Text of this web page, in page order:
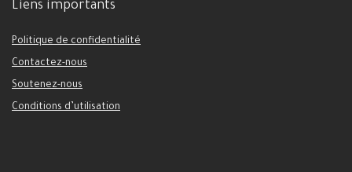
Liens importants
Politique de confidentialité
Contactez-nous
Soutenez-nous
Conditions d’utilisation